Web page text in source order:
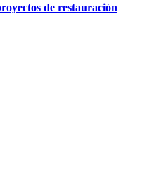
de restauración